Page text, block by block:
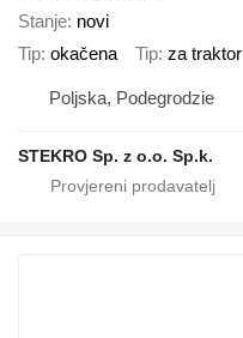
Stanje novi
Tip okačena Tip za traktor
Poljska, Podegrodzie
STEKRO Sp. z o.o. Sp.k.